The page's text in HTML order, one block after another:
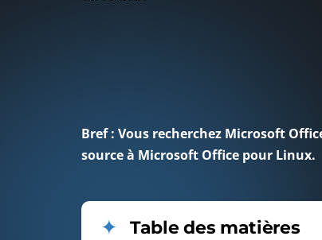
Bref : Vous recherchez Microsoft
source à Microsoft Office pour Linux.
Table des matières